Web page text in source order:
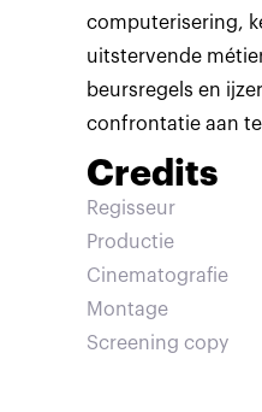
computerisering,
uitstervende
beursregels en
confrontatie aan
Credits
Regisseur
Productie
Cinematografie
Montage
Screening copy